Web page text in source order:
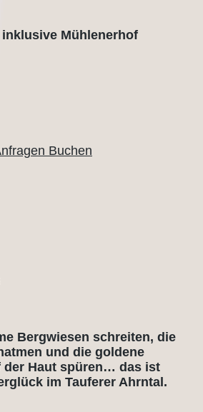
Mühlenerhof
Buchen
Bergwiesen schreiten, die
und die goldene
der Haut spüren… das ist
im Tauferer Ahrntal.